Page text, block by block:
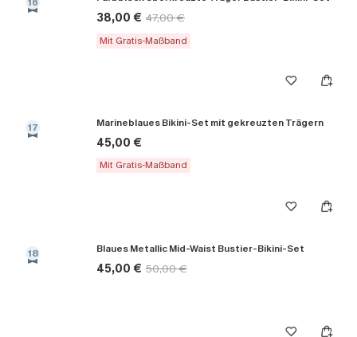
38,00 € 47,00 €
Mit Gratis-Maßband
17 Marineblaues Bikini-Set mit gekreuzten Trägern
45,00 €
Mit Gratis-Maßband
18 Blaues Metallic Mid-Waist Bustier-Bikini-Set
45,00 € 50,00 €